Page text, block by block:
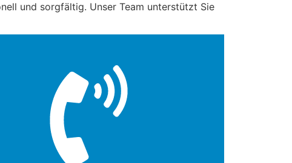
und sorgfältig. Unser Team unterstützt Sie